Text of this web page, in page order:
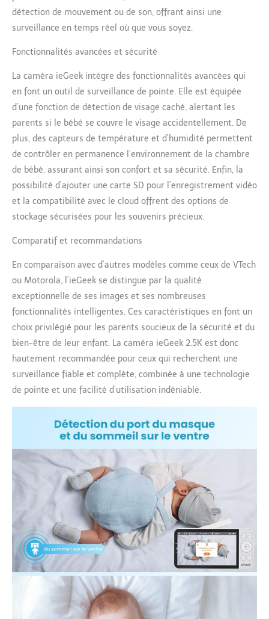
câlins, même depuis
l’autre bout du monde.
Avec le zoom numérique
2.4G/5GHz stable, ajustez
l’angle de vue en un clic
depuis l’application. Idéal
pour les voyages ou les
moments où vous ne
pouvez pas être présent
physiquement, cette
s’adapte à votre 【Vision
nocturne 8x pixel et LED
infrarouges invisibles】
Grâce aux 6 LED
infrarouges invisibles,
cette babyphone camera
respiration et
mouvement de votre
l’obscurité totale. La
technologie de détection
automatique de
luminosité passe en
effort, avec des images
nettes et non floues.
【Sécurité inébranlable
et confidentialité
et une authentification à
double facteur, cette
babyphone camera
sécurise chaque accès
aux images de votre
bébé. Grâce au contrôle
total des historiques de
connexion, surveillez
chaque tentative d’accès
suspect en temps réel.
Votre famille mérite
cette protection invisible
mais inflexible, comme
une barrière
technologique contre les
cybermenaces.
détection de mouvement ou de son, offrant ainsi une
surveillance en temps réel où que vous soyez.
Fonctionnalités avancées et sécurité
La caméra ieGeek intègre des fonctionnalités avancées qui
en font un outil de surveillance de pointe. Elle est équipée
d’une fonction de détection de visage caché, alertant les
parents si le bébé se couvre le visage accidentellement. De
plus, des capteurs de température et d’humidité permettent
de contrôler en permanence l’environnement de la chambre
de bébé, assurant ainsi son confort et sa sécurité. Enfin, la
possibilité d’ajouter une carte SD pour l’enregistrement vidéo
et la compatibilité avec le cloud offrent des options de
stockage sécurisées pour les souvenirs précieux.
Comparatif et recommandations
En comparaison avec d’autres modèles comme ceux de VTech
ou Motorola, l’ieGeek se distingue par la qualité
exceptionnelle de ses images et ses nombreuses
fonctionnalités intelligentes. Ces caractéristiques en font un
choix privilégié pour les parents soucieux de la sécurité et du
bien-être de leur enfant. La caméra ieGeek 2.5K est donc
hautement recommandée pour ceux qui recherchent une
surveillance fiable et complète, combinée à une technologie
de pointe et une facilité d’utilisation indéniable.